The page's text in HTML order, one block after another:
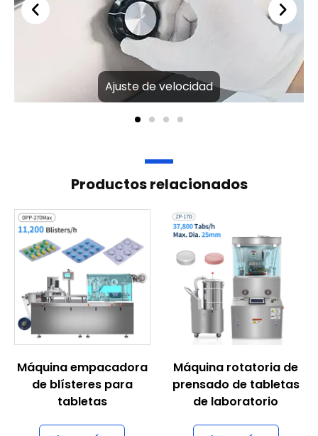
Ajuste de velocidad
Productos relacionados
Máquina empacadora
de blísteres para
tabletas
Máquina rotatoria de
prensado de tabletas
de laboratorio